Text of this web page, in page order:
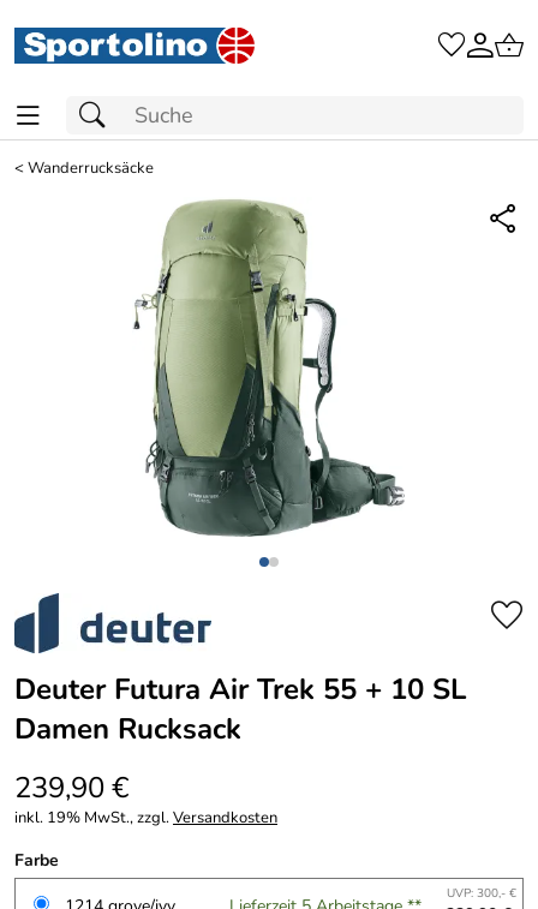
<Wanderrucksäcke
Deuter Futura Air Trek 55 + 10 SL
Damen Rucksack
239,90 €
inkl. 19% MwSt., zzgl.Versandkosten
Farbe
UVP: 300,- €